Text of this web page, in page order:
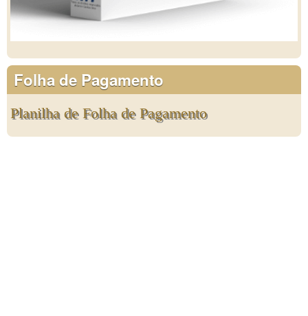
Folha de Pagamento
Planilha de Folha de Pagamento